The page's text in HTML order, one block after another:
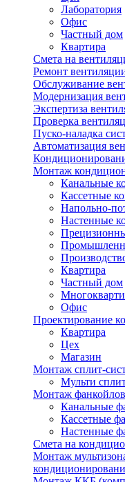
Лаборатория
Офис
Частный дом
Квартира
Смета на
Ремонт
Обслуживание
Модернизация
Экспертиза
Проверка
Пуско-наладка
Автоматизация
Монтаж
Канальные
Кассетные
Напольно-
Настенные
Квартира
Частный дом
Офис
Проектирование
Квартира
Цех
Магазин
Монтаж сплит-
Мульти
Монтаж фанкойлов
Канальные
Кассетные
Настенные
Смета на
Монтаж